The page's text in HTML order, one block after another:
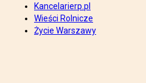
Kancelarierp.pl
Wieści Rolnicze
Życie Warszawy